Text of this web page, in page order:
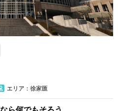
エリア：徐家匯